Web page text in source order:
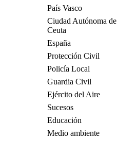
País Vasco
Ciudad Autónoma de
Ceuta
España
Protección Civil
Policía Local
Guardia Civil
Ejército del Aire
Sucesos
Educación
Medio ambiente